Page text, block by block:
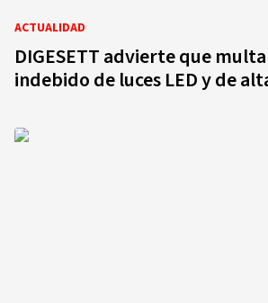
ACTUALIDAD
DIGESETT advierte que
indebido de luces LED y de